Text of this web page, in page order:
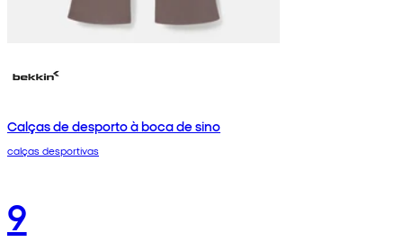
Calças de desporto à boca de sino
calças desportivas
9